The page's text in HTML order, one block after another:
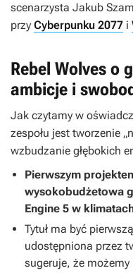
scenarzysta Jakub
przy Cyberpunku 2077 i
Rebel Wolves o
ambicje i
Jak czytamy w
zespołu jest tworzenie
wzbudzanie głębokich
Pierwszym
wysokobudżetowa
Engine 5 w
Tytuł ma być
udostępniona przez
sugeruje, że